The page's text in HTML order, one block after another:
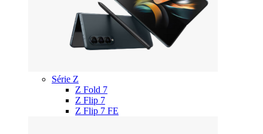
Série Z
Z Fold 7
Z Flip 7
Z Flip 7 FE